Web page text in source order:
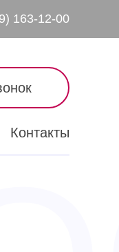
163-12-00
Контакты